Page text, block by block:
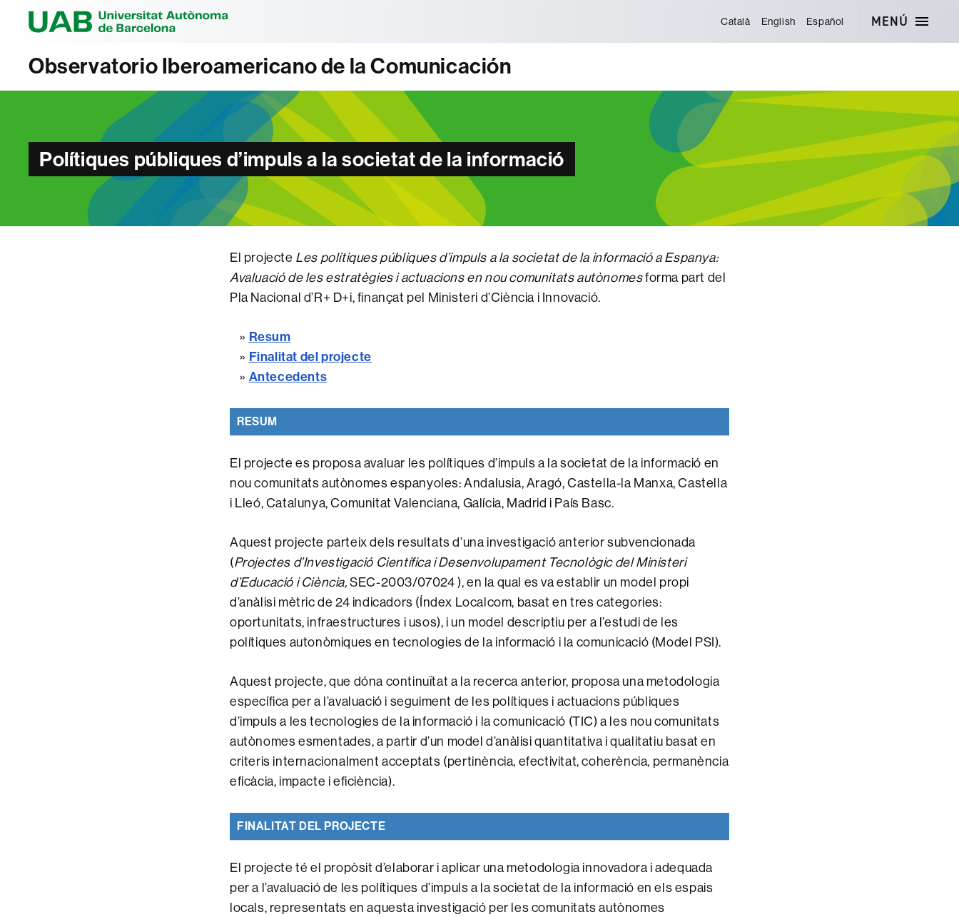
Català English Español MENÚ
Observatorio Iberoamericano de la Comunicación
Polítiques públiques d’impuls a la societat de la informació
El projecte Les polítiques públiques d’impuls a la societat de la informació a Espanya:
Avaluació de les estratègies i actuacions en nou comunitats autònomesforma part del
Pla Nacional d’R+ D+i, finançat pel Ministeri d’Ciència i Innovació.
» Resum
» Finalitat del projecte
» Antecedents
RESUM
El projecte es proposa avaluar les polítiques d’impuls a la societat de la informació en
nou comunitats autònomes espanyoles: Andalusia, Aragó, Castella-la Manxa, Castella
i Lleó, Catalunya, Comunitat Valenciana, Galícia, Madrid i País Basc.
Aquest projecte parteix dels resultats d’una investigació anterior subvencionada
(Projectes d’Investigació Científica i Desenvolupament Tecnològic del Ministeri
d’Educació i Ciència, SEC-2003/07024 ), en la qual es va establir un model propi
d’anàlisi mètric de 24 indicadors (Índex Localcom, basat en tres categories:
oportunitats, infraestructures i usos), i un model descriptiu per a l’estudi de les
polítiques autonòmiques en tecnologies de la informació i la comunicació (Model PSI).
Aquest projecte, que dóna continuïtat a la recerca anterior, proposa una metodologia
específica per a l’avaluació i seguiment de les polítiques i actuacions públiques
d’impuls a les tecnologies de la informació i la comunicació (TIC) a les nou comunitats
autònomes esmentades, a partir d’un model d’anàlisi quantitativa i qualitatiu basat en
criteris internacionalment acceptats (pertinència, efectivitat, coherència, permanència
eficàcia, impacte i eficiència).
FINALITAT DEL PROJECTE
El projecte té el propòsit d’elaborar i aplicar una metodologia innovadora i adequada
per a l’avaluació de les polítiques d’impuls a la societat de la informació en els espais
locals, representats en aquesta investigació per les comunitats autònomes